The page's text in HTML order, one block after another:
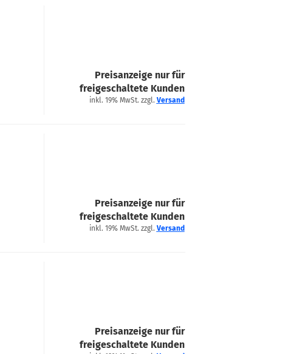
Preisanzeige nur für
freigeschaltete Kunden
inkl. 19% MwSt. zzgl. Versand
Preisanzeige nur für
freigeschaltete Kunden
inkl. 19% MwSt. zzgl. Versand
Preisanzeige nur für
freigeschaltete Kunden